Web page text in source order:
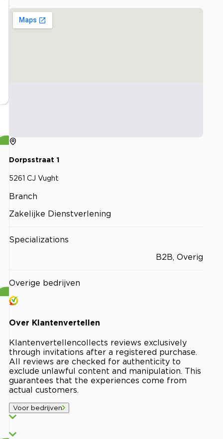
Dorpsstraat 1
5261 CJ Vught
Branch
Zakelijke Dienstverlening
Specializations
B2B, Overig
Overige bedrijven
Over Klantenvertellen
Klantenvertellencollects reviews exclusively
through invitations after a registered purchase.
All reviews are checked for authenticity to
exclude unlawful content and manipulation. This
guarantees that the experiences come from
actual customers.
Voor bedrijven